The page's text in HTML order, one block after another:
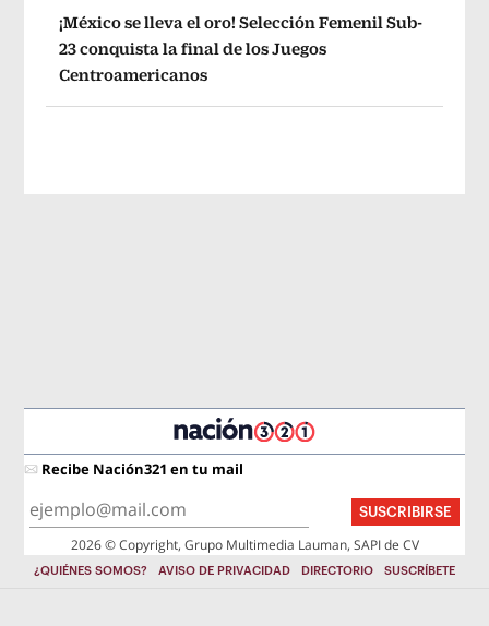
¡México se lleva el oro! Selección Femenil Sub-
23 conquista la final de los Juegos
Centroamericanos
Recibe Nación321 en tu mail
SUSCRIBIRSE
2026 © Copyright, Grupo Multimedia Lauman, SAPI de CV
¿QUIÉNES SOMOS? AVISO DE PRIVACIDAD DIRECTORIO SUSCRÍBETE